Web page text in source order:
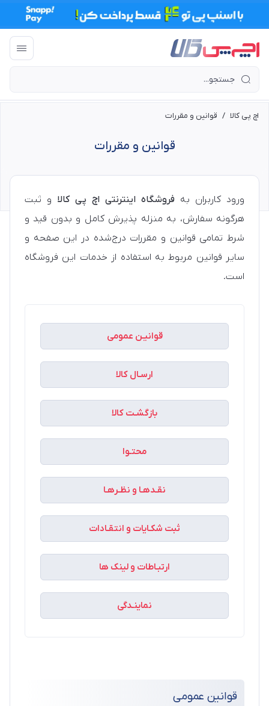
اچ پی کالا / قوانین و مقررات
قوانین و مقررات
ورود کاربران به فروشگاه اینترنتی اچ پی کالا و ثبت
هرگونه سفارش، به منزله پذیرش کامل و بدون قید و
شرط تمامی قوانین و مقررات درج‌شده در این صفحه و
سایر قوانین مربوط به استفاده از خدمات این فروشگاه
است.
قوانیـن عمومی
ارسـال کالا
بازگشـت کالا
محتـوا
نقـدهـا و نظـرهـا
ثبت شکـایات و انتقـادات
ارتبـاطات و لینک ها
نماینـدگی
قوانین عمومی